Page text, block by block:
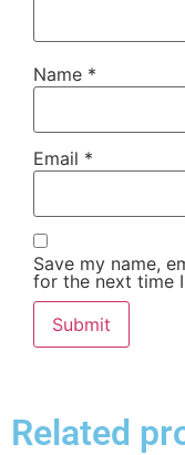
Name *
Email *
Save my name,
for the next time
Related